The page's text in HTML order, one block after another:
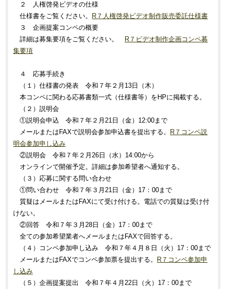
２ 人権啓発ビデオの仕様
仕様書をご覧ください。
R７人権啓発ビデオ制作販売委託仕様書
３ 企画提案コンペの概要
詳細は募集要項をご覧ください。
R７ビデオ制作企画コンペ募
集要項
４ 応募手続き
（１）仕様書の発表 令和７年２月13日（木）
本コンペに関わる応募書類一式（仕様書等）をHPに掲載する。
（２）説明会
①説明会申込 令和７年２月21日（金）12:00まで
メールまたはFAXで説明会参加申込書を提出する。
R７コンペ説
明会参加申し込み
②説明会 令和７年２月26日（水）14:00から
オンラインで開催予定。詳細は参加希望者へ通知する。
（３）応募に関する問い合わせ
①問い合わせ 令和７年３月21日（金）17：00まで
質疑はメールまたはFAXにて受け付ける。電話での質疑は受け付
けない。
②回答 令和７年３月28日（金）17：00まで
全ての参加希望業者へメールまたはFAXで回答する。
（４）コンペ参加申し込み 令和７年４月８日（火）17：00まで
メールまたはFAXでコンペ参加票を提出する。
R７コンペ参加申
し込み
（５）企画提案提出 令和７年４月22日（火）17：00まで